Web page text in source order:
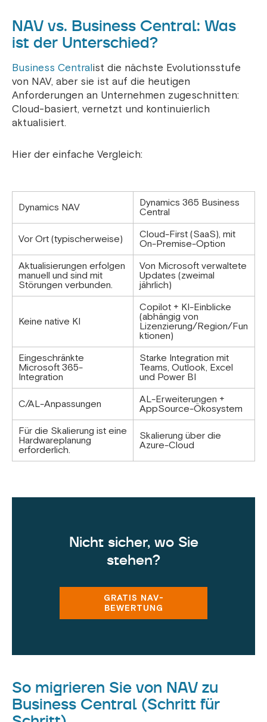
NAV vs. Business Central: Was
ist der Unterschied?
Business Centralist die nächste Evolutionsstufe
von NAV, aber sie ist auf die heutigen
Anforderungen an Unternehmen zugeschnitten:
Cloud-basiert, vernetzt und kontinuierlich
aktualisiert.
Hier der einfache Vergleich:
Dynamics NAV
Dynamics 365 Business
Central
Vor Ort (typischerweise)
Cloud-First (SaaS), mit
On-Premise-Option
Aktualisierungen erfolgen
manuell und sind mit
Störungen verbunden.
Von Microsoft verwaltete
Updates (zweimal
jährlich)
Keine native KI
Copilot + KI-Einblicke
(abhängig von
Lizenzierung/Region/Fun
ktionen)
Eingeschränkte
Microsoft 365-
Integration
Starke Integration mit
Teams, Outlook, Excel
und Power BI
C/AL-Anpassungen
AL-Erweiterungen +
AppSource-Ökosystem
Für die Skalierung ist eine
Hardwareplanung
erforderlich.
Skalierung über die
Azure-Cloud
Nicht sicher, wo Sie
stehen?
GRATIS NAV-
BEWERTUNG
So migrieren Sie von NAV zu
Business Central (Schritt für